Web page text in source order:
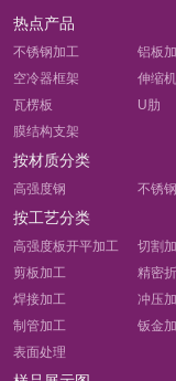
热点产品
不锈钢加工
铝板
空冷器框架
伸缩
瓦楞板
U肋
膜结构支架
按材质分类
高强度钢 不锈钢
按工艺分类
高强度板开平加工
切割
剪板加工
精密
焊接加工
冲压
制管加工
钣金
表面处理